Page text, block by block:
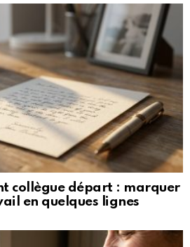
collègue départ : marquer
en quelques lignes